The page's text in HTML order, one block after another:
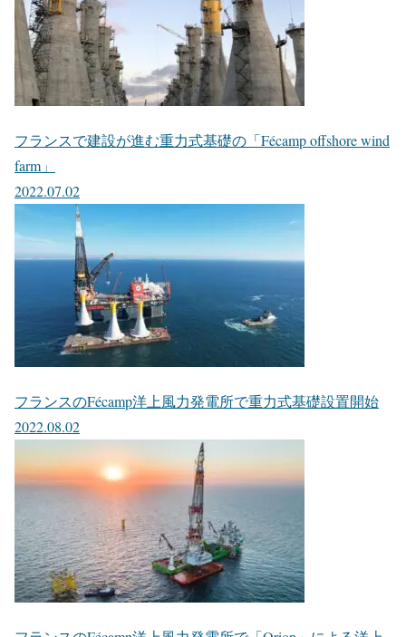
フランスで建設が進む重力式基礎の「Fécamp offshore wind
farm」
2022.07.02
フランスのFécamp洋上風力発電所で重力式基礎設置開始
2022.08.02